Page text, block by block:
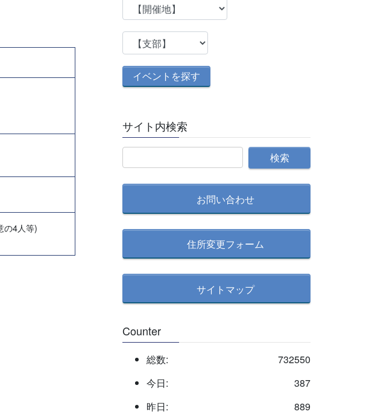
の4人等)
サイト内検索
お問い合わせ
住所変更フォーム
サイトマップ
Counter
732550
総数:
387
今日:
889
昨日: